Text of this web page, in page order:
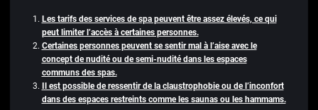
Les tarifs des services de spa peuvent être assez élevés, ce qui
peut limiter l’accès à certaines personnes.
Certaines personnes peuvent se sentir mal à l’aise avec le
concept de nudité ou de semi-nudité dans les espaces
communs des spas.
Il est possible de ressentir de la claustrophobie ou de l’inconfort
dans des espaces restreints comme les saunas ou les hammams.